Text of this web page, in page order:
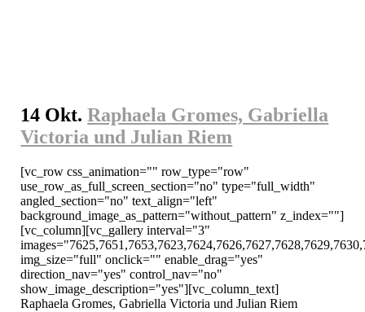
14 Okt. Raphaela Gromes, Gabriella
Victoria und Julian Riem
[vc_row css_animation="" row_type="row"
use_row_as_full_screen_section="no" type="full_width"
angled_section="no" text_align="left"
background_image_as_pattern="without_pattern" z_index=""]
[vc_column][vc_gallery interval="3"
img_size="full" onclick="" enable_drag="yes"
direction_nav="yes" control_nav="no"
show_image_description="yes"][vc_column_text]
Raphaela Gromes, Gabriella Victoria und Julian Riem